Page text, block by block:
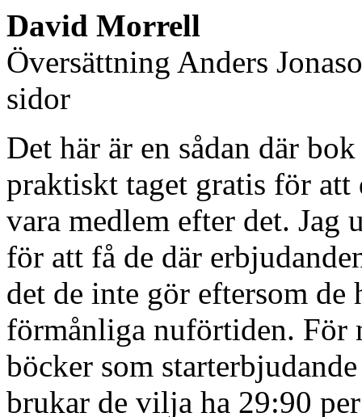
David Morrell
Översättning Anders
sidor
Det här är en sådan där
praktiskt taget gratis för att
vara medlem efter det. Jag
för att få de där
det de inte gör eftersom
förmånliga nuförtiden. För
böcker som
brukar de vilja ha 29:90